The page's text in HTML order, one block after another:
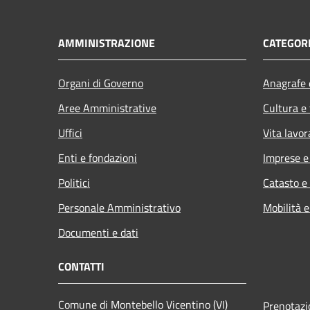
AMMINISTRAZIONE
Organi di Governo
Aree Amministrative
Uffici
Enti e fondazioni
Politici
Personale Amministrativo
Documenti e dati
Cultura
Vita
Imprese
Catasto
Mobilità
CONTATTI
Comune di Montebello Vicentino (VI)